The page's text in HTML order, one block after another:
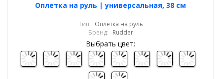
Оплетка на руль | универсальная, 38 см
Тип: Оплетка на руль
Бренд: Rudder
Выбрать цвет: